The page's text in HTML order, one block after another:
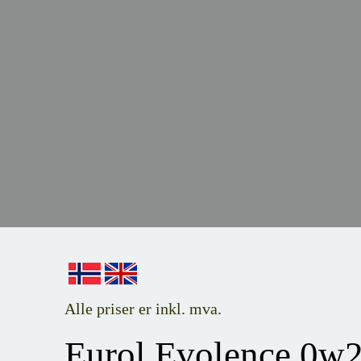
Alle priser er inkl. mva.